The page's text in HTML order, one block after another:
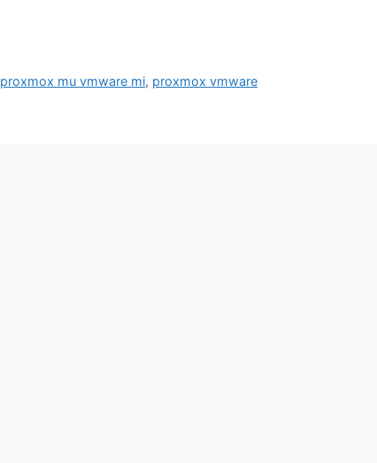
proxmox mu vmware mi, proxmox vmware